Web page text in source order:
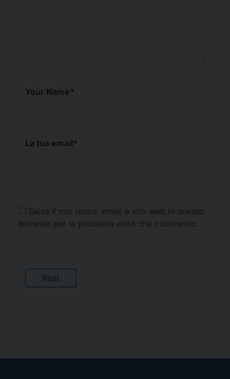
Your Name*
La tua email*
Salva il mio nome, email e sito web in questo
browser per la prossima volta che commento.